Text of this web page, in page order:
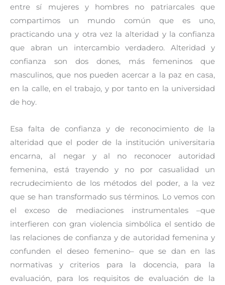
entre sí mujeres y hombres no patriarcales que
compartimos un mundo común que es uno,
practicando una y otra vez la alteridad y la confianza
que abran un intercambio verdadero. Alteridad y
confianza son dos dones, más femeninos que
masculinos, que nos pueden acercar a la paz en casa,
en la calle, en el trabajo, y por tanto en la universidad
de hoy.
Esa falta de confianza y de reconocimiento de la
alteridad que el poder de la institución universitaria
encarna, al negar y al no reconocer autoridad
femenina, está trayendo y no por casualidad un
recrudecimiento de los métodos del poder, a la vez
que se han transformado sus términos. Lo vemos con
el exceso de mediaciones instrumentales –que
interfieren con gran violencia simbólica el sentido de
las relaciones de confianza y de autoridad femenina y
confunden el deseo femenino– que se dan en las
normativas y criterios para la docencia, para la
evaluación, para los requisitos de evaluación de la